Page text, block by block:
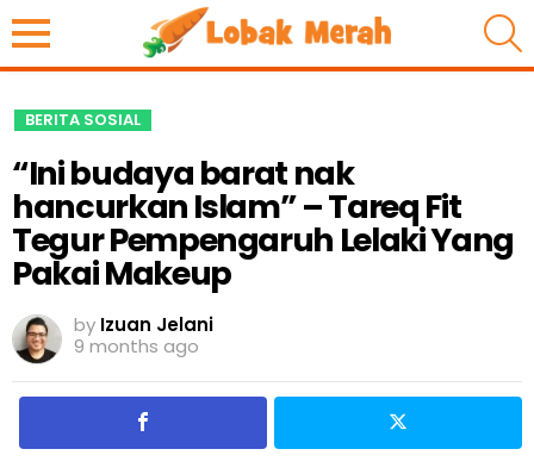
BERITA SOSIAL
“Ini budaya barat nak
hancurkan Islam” – Tareq Fit
Tegur Pempengaruh Lelaki Yang
Pakai Makeup
by Izuan Jelani
9 months ago